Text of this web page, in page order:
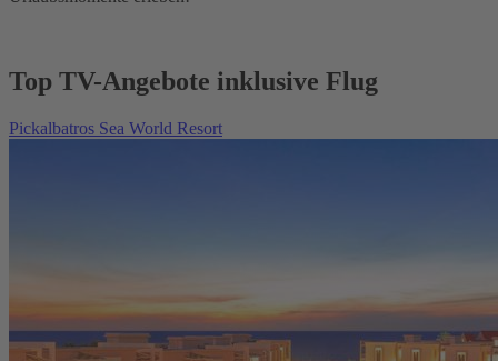
Top TV-Angebote inklusive Flug
Pickalbatros Sea World Resort